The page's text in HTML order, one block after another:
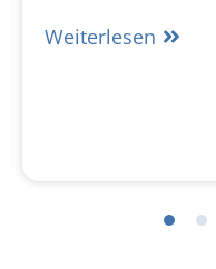
Weiterlesen